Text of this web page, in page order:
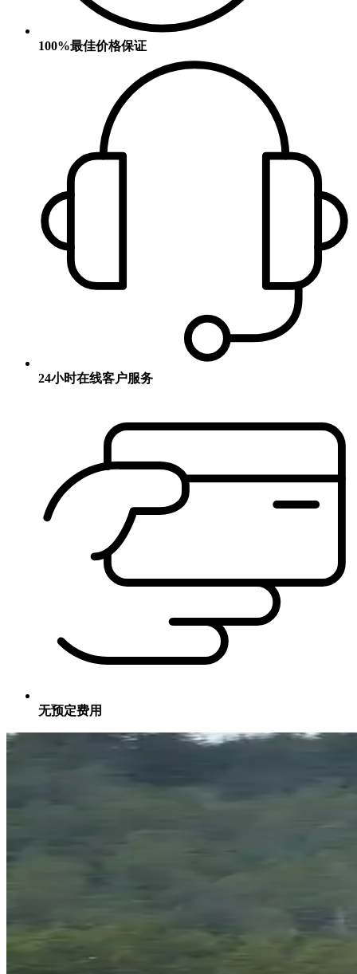
100%最佳价格保证
24小时在线客户服务
无预定费用